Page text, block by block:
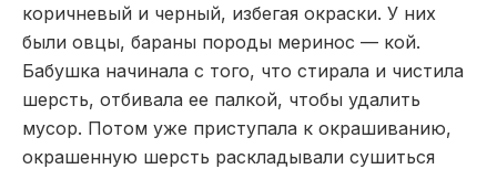
коричневый и черный, избегая окраски. У них
были овцы, бараны породы меринос — кой.
Бабушка начинала с того, что стирала и чистила
шерсть, отбивала ее палкой, чтобы удалить
мусор. Потом уже приступала к окрашиванию,
окрашенную шерсть раскладывали сушиться